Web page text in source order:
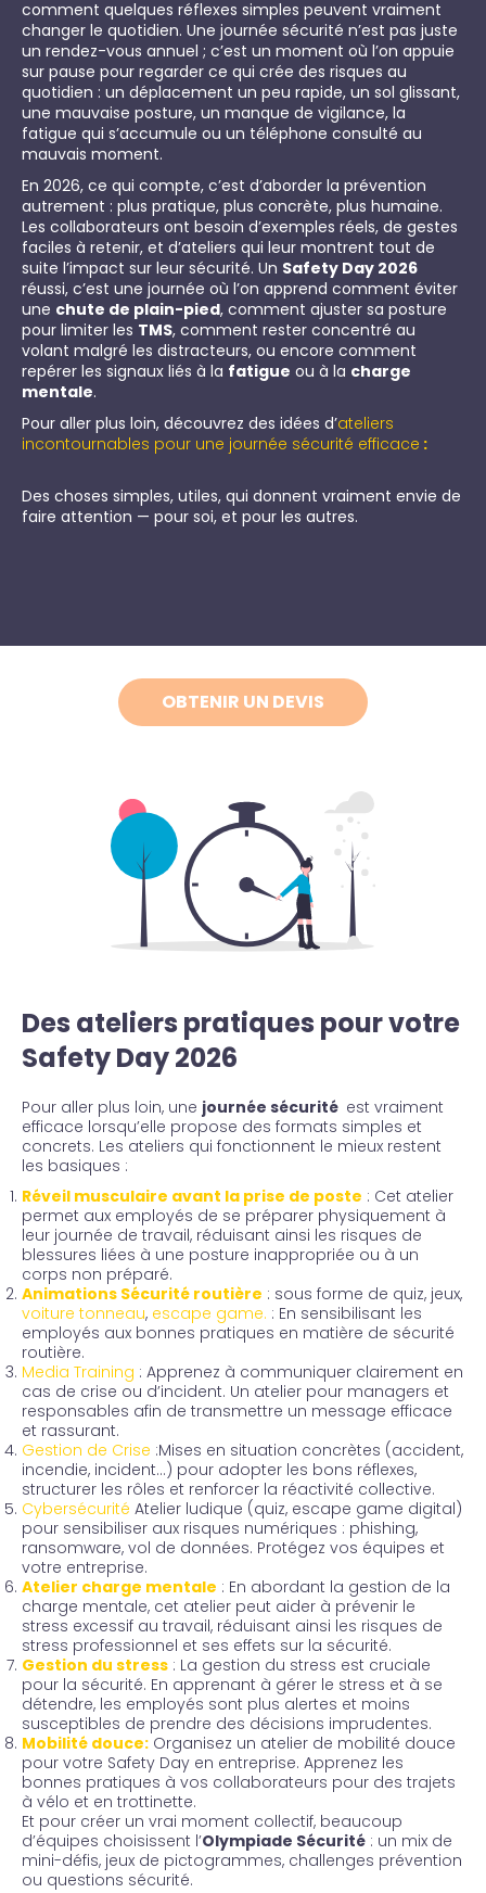
comment quelques réflexes simples peuvent vraiment
changer le quotidien. Une journée sécurité n’est pas juste
un rendez-vous annuel ; c’est un moment où l’on appuie
sur pause pour regarder ce qui crée des risques au
quotidien : un déplacement un peu rapide, un sol glissant,
une mauvaise posture, un manque de vigilance, la
fatigue qui s’accumule ou un téléphone consulté au
mauvais moment.
En 2026, ce qui compte, c’est d’aborder la prévention
autrement : plus pratique, plus concrète, plus humaine.
Les collaborateurs ont besoin d’exemples réels, de gestes
faciles à retenir, et d’ateliers qui leur montrent tout de
suite l’impact sur leur sécurité. Un Safety Day 2026
réussi, c’est une journée où l’on apprend comment éviter
une chute de plain-pied, comment ajuster sa posture
pour limiter les TMS, comment rester concentré au
volant malgré les distracteurs, ou encore comment
repérer les signaux liés à la fatigue ou à la charge
mentale.
Pour aller plus loin, découvrez des idées d’ateliers
incontournables pour une journée sécurité efficace :
Des choses simples, utiles, qui donnent vraiment envie de
faire attention — pour soi, et pour les autres.
OBTENIR UN DEVIS
Des ateliers pratiques pour votre
Safety Day 2026
Pour aller plus loin, une journée sécurité est vraiment
efficace lorsqu’elle propose des formats simples et
concrets. Les ateliers qui fonctionnent le mieux restent
les basiques :
Réveil musculaire avant la prise de poste : Cet atelier
permet aux employés de se préparer physiquement à
leur journée de travail, réduisant ainsi les risques de
blessures liées à une posture inappropriée ou à un
corps non préparé.
Animations Sécurité routière : sous forme de quiz, jeux,
voiture tonneau, escape game. : En sensibilisant les
employés aux bonnes pratiques en matière de sécurité
routière.
Media Training : Apprenez à communiquer clairement en
cas de crise ou d’incident. Un atelier pour managers et
responsables afin de transmettre un message efficace
et rassurant.
Gestion de Crise :Mises en situation concrètes (accident,
incendie, incident…) pour adopter les bons réflexes,
structurer les rôles et renforcer la réactivité collective.
Cybersécurité Atelier ludique (quiz, escape game digital)
pour sensibiliser aux risques numériques : phishing,
ransomware, vol de données. Protégez vos équipes et
votre entreprise.
Atelier charge mentale : En abordant la gestion de la
charge mentale, cet atelier peut aider à prévenir le
stress excessif au travail, réduisant ainsi les risques de
stress professionnel et ses effets sur la sécurité.
Gestion du stress : La gestion du stress est cruciale
pour la sécurité. En apprenant à gérer le stress et à se
détendre, les employés sont plus alertes et moins
susceptibles de prendre des décisions imprudentes.
Mobilité douce: Organisez un atelier de mobilité douce
pour votre Safety Day en entreprise. Apprenez les
bonnes pratiques à vos collaborateurs pour des trajets
à vélo et en trottinette.
Et pour créer un vrai moment collectif, beaucoup
d’équipes choisissent l’Olympiade Sécurité : un mix de
mini-défis, jeux de pictogrammes, challenges prévention
ou questions sécurité.